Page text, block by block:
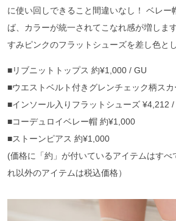
に使い回しできること間違いなし！ ベレー
ば、カラーが統一されてこなれ感が増しま
すみピンクのフラットシューズを差し色と
■リブニットトップス 約¥1,000 / GU
■ウエストベルト付きグレンチェック柄ス
■インソール入りフラットシューズ ¥4,212
■コーデュロイベレー帽 約¥1,000
■ストーンピアス 約¥1,000
(価格に「約」が付いているアイテムはすべ
れ以外のアイテムは税込価格）